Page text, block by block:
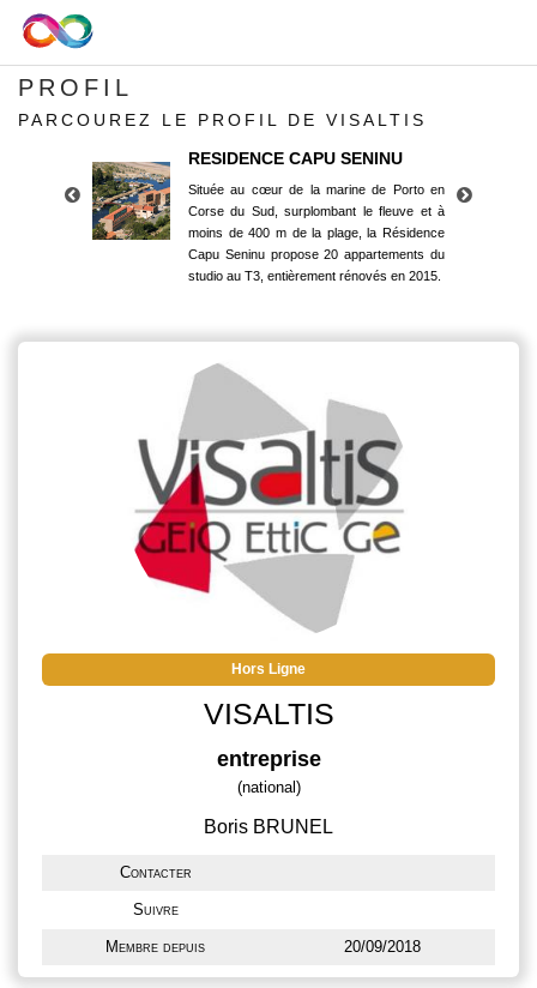
PROFIL
PARCOUREZ LE PROFIL DE VISALTIS
RESIDENCE CAPU SENINU
Située au cœur de la marine de Porto en
Corse du Sud, surplombant le fleuve et à
moins de 400 m de la plage, la Résidence
Capu Seninu propose 20 appartements du
studio au T3, entièrement rénovés en 2015.
moins de 400 m de la plage, la Résidence
Capu Seninu propose 20 appartements du
studio au T3, entièrement rénovés en 2015.
Hors Ligne
VISALTIS
entreprise
(national)
Boris BRUNEL
Contacter
Suivre
Membre depuis 20/09/2018